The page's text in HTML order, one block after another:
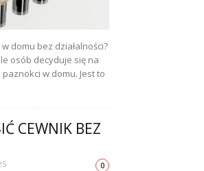
domu bez działalności?
osób decyduje się na
w domu. Jest to
CEWNIK BEZ
0